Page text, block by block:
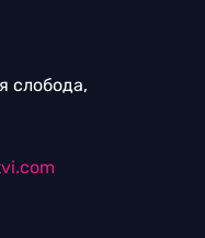
слобода,